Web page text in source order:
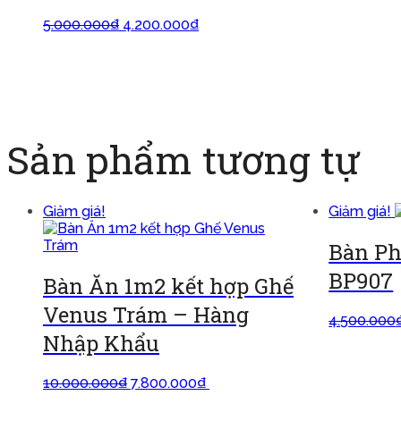
5.000.000₫ 4.200.000₫
Sản phẩm tương tự
Giảm giá!
Bàn Ăn 1m2 kết hợp Ghế
Venus Trám – Hàng
Nhập Khẩu
10.000.000₫ 7.800.000₫
Giảm giá!
Bàn
BP907
4.500.000